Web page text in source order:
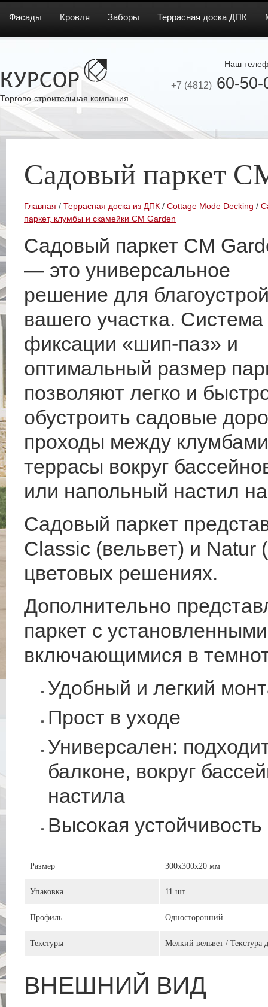
Фасады Кровля Заборы Террасная доска ДПК
Торгово-строительная компания
Наш
+7 (4812) 60-50-
Садовый паркет
Главная / Террасная доска из ДПК / Cottage Mode Decking /
паркет, клумбы и скамейки CM Garden
Садовый паркет CM
— это универсальное
решение для
вашего участка. Система
фиксации «шип-паз» и
оптимальный размер
позволяют легко и
обустроить садовые
проходы между
террасы вокруг
или напольный настил
Садовый паркет
Classic (вельвет) и Natur
цветовых решениях.
Дополнительно
паркет с
включающимися в
Удобный и легкий
Прост в уходе
Универсален:
балконе, вокруг
настила
Высокая
Размер 300х300х20 мм
Упаковка 11 шт.
Профиль Односторонний
Текстуры Мелкий вельвет / Текстура
ВНЕШНИЙ ВИД